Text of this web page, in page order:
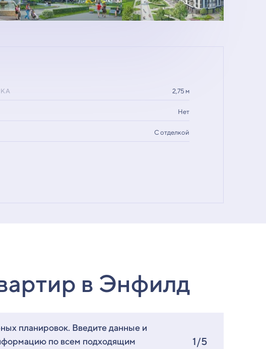
2,75 м
Нет
С отделкой
в Энфилд
планировок. Введите данные и
по всем подходящим
1/5